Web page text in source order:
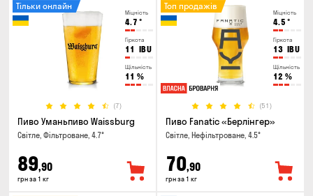
Міцність
4.7 °
Гіркота
11 IBU
Щільність
11 %
(7)
Тільки онлайн
Пиво Уманьпиво Waissburg
Світле, Фільтроване, 4.7°
89,90
грн за 1 кг
Міцність
4.5 °
Гіркота
13 IBU
Щільність
12 %
(51)
Топ продажів
Пиво Fanatic «Берлінгер»
Світле, Нефільтроване, 4.5°
70,90
грн за 1 кг